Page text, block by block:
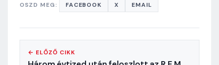
OSZD MEG: FACEBOOK X EMAIL
← ELŐZŐ CIKK